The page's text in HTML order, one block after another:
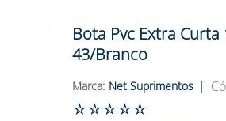
Bota Pvc Extra
43/branco
Net Suprimentos
☆☆☆☆☆